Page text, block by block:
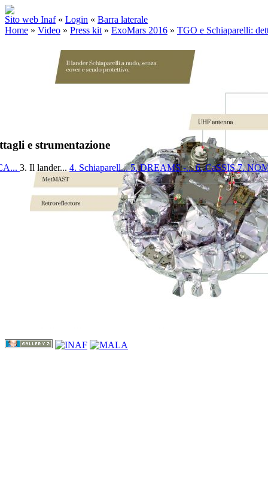
Sito web Inaf « Login « Barra laterale
Home » Video » Press kit » ExoMars 2016 » TGO e Schiaparelli:
e strumentazione
3. Il lander... 4. Schiaparell...5. DREAMS -...6. CaSSIS7.